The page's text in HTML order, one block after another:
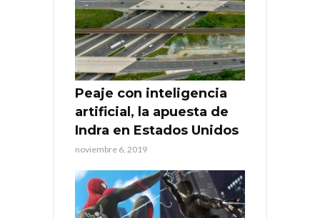
Peaje con inteligencia
artificial, la apuesta de
Indra en Estados Unidos
noviembre 6, 2019